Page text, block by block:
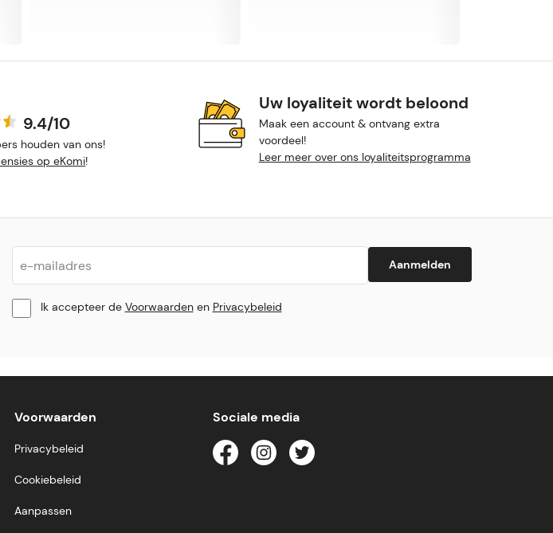
9.4/10
houden van ons!
op eKomi!
Uw loyaliteit wordt beloond
Maak een account & ontvang extra
voordeel!
Leer meer over ons loyaliteitsprogramma
Aanmelden
Ik accepteer de Voorwaardenen Privacybeleid
Voorwaarden
Privacybeleid
Cookiebeleid
Aanpassen
Sociale media